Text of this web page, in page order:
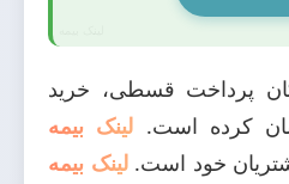
پرداخت قسطی، خرید
کرده است. لینک بیمه
خود است.لینک بیمه